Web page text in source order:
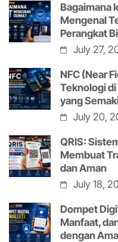
Bagaimana
Mengenal
Perangkat
July 27,
NFC (Near
Teknologi
yang
July 20,
QRIS:
Membuat
dan Aman
July 18,
Dompet
Manfaat,
dengan